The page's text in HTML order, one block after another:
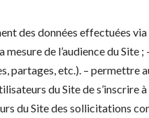
des données effectuées
mesure de l’audience du
partages, etc.). – permettre
du Site de s’inscrire
du Site des sollicitations